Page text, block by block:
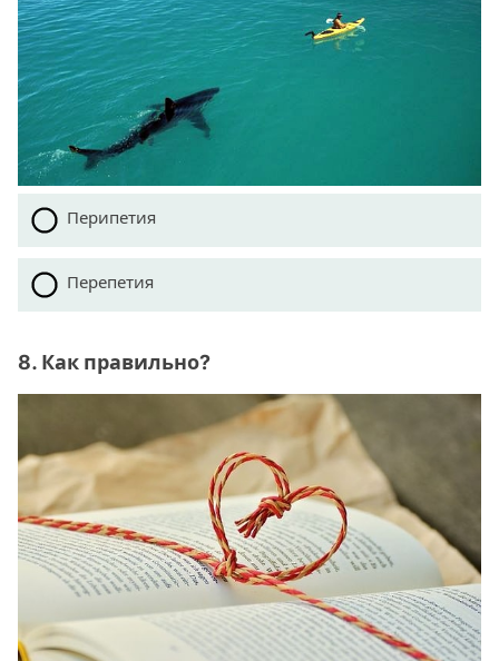
Перипетия
Перепетия
8. Как правильно?